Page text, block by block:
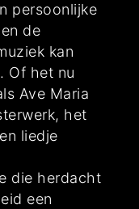
persoonlijke
de
kan
Of het nu
Ave Maria
het
liedje
die herdacht
een